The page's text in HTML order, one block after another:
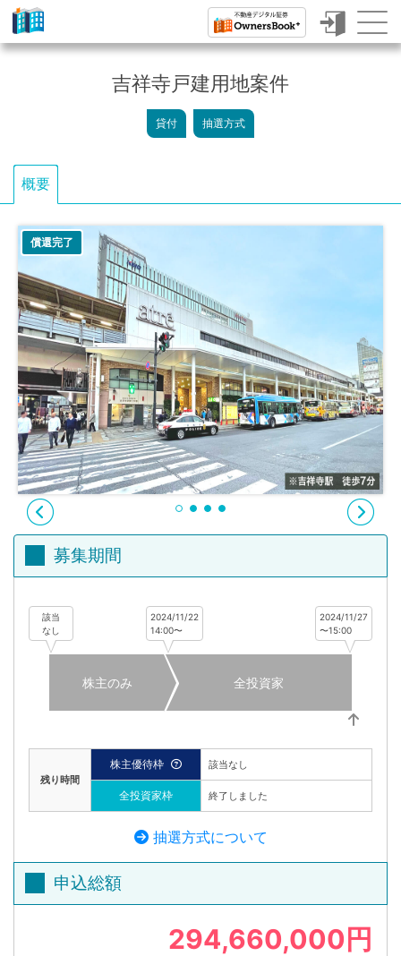
ク
フ
ァ
ン
デ
ィ
ン
グ
で
不
動
産
投
資
OwnersBook
吉祥寺戸建用地案件
貸付 抽選方式
概要
償還完了
募集期間
該当
なし
2024/11/22
14:00〜
2024/11/27
〜15:00
株主のみ 全投資家
残り時間
株主優待枠 該当なし
全投資家枠 終了しました
抽選方式について
申込総額
294,660,000円